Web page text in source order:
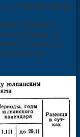
до начала марта».
числами
день. То
5 дней, а в